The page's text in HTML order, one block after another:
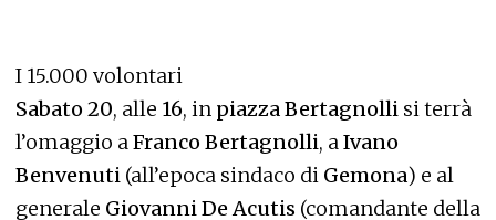
I 15.000 volontari
Sabato 20, alle 16, in piazza Bertagnolli si terrà
l’omaggio aFranco Bertagnolli, aIvano
Benvenuti (all’epoca sindaco di Gemona) e al
generale Giovanni De Acutis (comandante della